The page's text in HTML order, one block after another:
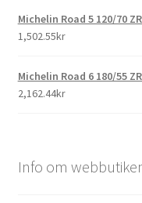
Michelin Road 5 120/70
1,502.55kr
Michelin Road 6 180/55
2,162.44kr
Info om